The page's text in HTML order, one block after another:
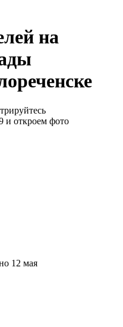
на
и откроем фото
12 мая